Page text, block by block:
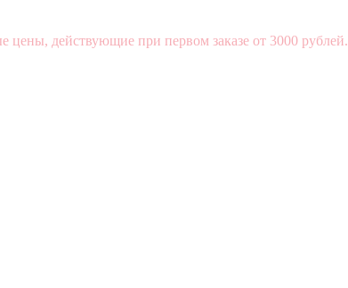
цены, действующие при первом заказе от 3000 рублей.